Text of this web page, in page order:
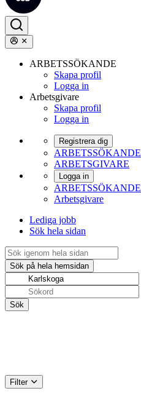
ARBETSSÖKANDE
Skapa profil
Logga in
Arbetsgivare
Skapa profil
Logga in
Registrera dig
ARBETSSÖKANDE
ARBETSGIVARE
Logga in
ARBETSSÖKANDE
Arbetsgivare
Lediga jobb
Sök hela sidan
Filter